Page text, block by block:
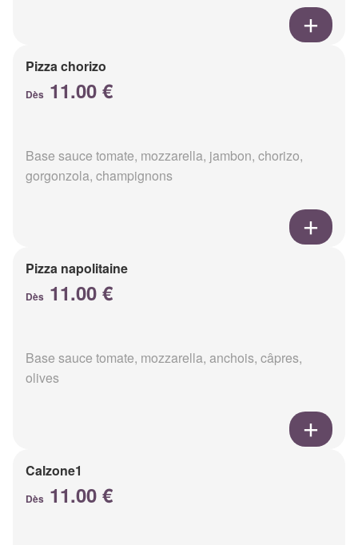
Pizza chorizo
Dès 11.00 €
Base sauce tomate, mozzarella, jambon, chorizo,
gorgonzola, champignons
Pizza napolitaine
Dès 11.00 €
Base sauce tomate, mozzarella, anchois, câpres,
olives
Calzone1
Dès 11.00 €